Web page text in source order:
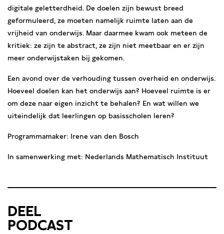
digitale geletterdheid. De doelen zijn bewust breed
geformuleerd, ze moeten namelijk ruimte laten aan de
vrijheid van onderwijs. Maar daarmee kwam ook meteen de
kritiek: ze zijn te abstract, ze zijn niet meetbaar en er zijn
meer onderwijstaken bij gekomen.
Een avond over de verhouding tussen overheid en onderwijs.
Hoeveel doelen kan het onderwijs aan? Hoeveel ruimte is er
om deze naar eigen inzicht te behalen? En wat willen we
uiteindelijk dat leerlingen op basisscholen leren?
Programmamaker: Irene van den Bosch
In samenwerking met: Nederlands Mathematisch Instituut
DEEL
PODCAST